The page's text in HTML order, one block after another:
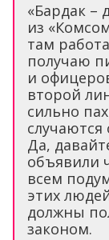
«Бардак –
из
там
получаю
и
второй
сильно
Да,
объявили
всем
этих
должны
законом.